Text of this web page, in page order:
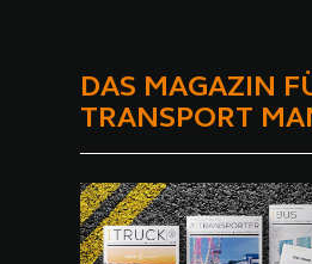
DAS MAGAZIN
TRANSPORT